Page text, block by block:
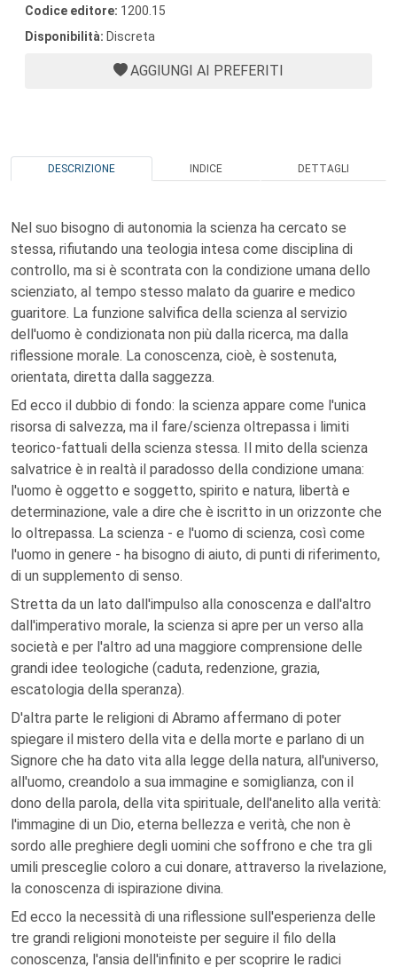
Codice editore: 1200.15
Disponibilità: Discreta
AGGIUNGI AI PREFERITI
DESCRIZIONE INDICE DETTAGLI
Nel suo bisogno di autonomia la scienza ha cercato se
stessa, rifiutando una teologia intesa come disciplina di
controllo, ma si è scontrata con la condizione umana dello
scienziato, al tempo stesso malato da guarire e medico
guaritore. La funzione salvifica della scienza al servizio
dell'uomo è condizionata non più dalla ricerca, ma dalla
riflessione morale. La conoscenza, cioè, è sostenuta,
orientata, diretta dalla saggezza.
Ed ecco il dubbio di fondo: la scienza appare come l'unica
risorsa di salvezza, ma il fare/scienza oltrepassa i limiti
teorico-fattuali della scienza stessa. Il mito della scienza
salvatrice è in realtà il paradosso della condizione umana:
l'uomo è oggetto e soggetto, spirito e natura, libertà e
determinazione, vale a dire che è iscritto in un orizzonte che
lo oltrepassa. La scienza - e l'uomo di scienza, così come
l'uomo in genere - ha bisogno di aiuto, di punti di riferimento,
di un supplemento di senso.
Stretta da un lato dall'impulso alla conoscenza e dall'altro
dall'imperativo morale, la scienza si apre per un verso alla
società e per l'altro ad una maggiore comprensione delle
grandi idee teologiche (caduta, redenzione, grazia,
escatologia della speranza).
D'altra parte le religioni di Abramo affermano di poter
spiegare il mistero della vita e della morte e parlano di un
Signore che ha dato vita alla legge della natura, all'universo,
all'uomo, creandolo a sua immagine e somiglianza, con il
dono della parola, della vita spirituale, dell'anelito alla verità:
l'immagine di un Dio, eterna bellezza e verità, che non è
sordo alle preghiere degli uomini che soffrono e che tra gli
umili presceglie coloro a cui donare, attraverso la rivelazione,
la conoscenza di ispirazione divina.
Ed ecco la necessità di una riflessione sull'esperienza delle
tre grandi religioni monoteiste per seguire il filo della
conoscenza, l'ansia dell'infinito e per scoprire le radici